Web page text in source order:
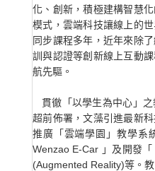
化、創新，積極建構智慧
模式，雲端科技讓線上的
同步課程多年，近年來除
訓與認證等創新線上互動
航先驅。
貫徹「以學生為中心」
超前佈署，文藻引進最新
推廣「雲端學園」教學系
Wenzao E-Car 」及開發
(Augmented Reality)等。